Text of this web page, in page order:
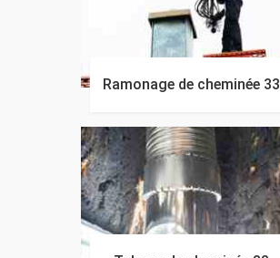
Ramonage de cheminée 33